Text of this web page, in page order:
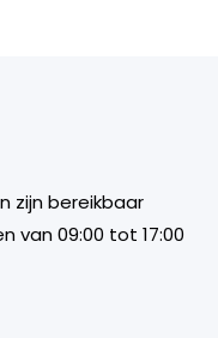
zijn bereikbaar
van 09:00 tot 17:00